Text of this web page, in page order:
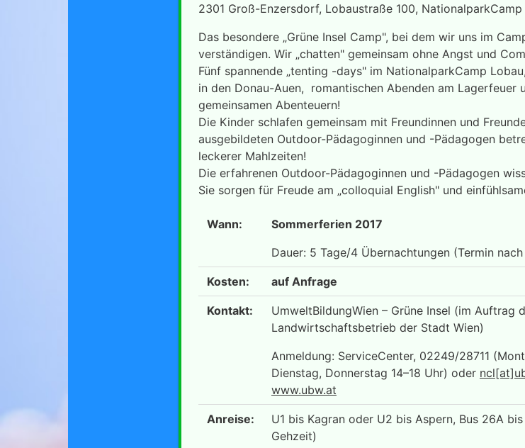
2301 Groß-Enzersdorf, Lobaustraße 100,
Das besondere „Grüne Insel Camp", bei dem wir uns im
verständigen. Wir „chatten" gemeinsam ohne Angst und
Fünf spannende „tenting -days" im NationalparkCamp
in den Donau-Auen, romantischen Abenden am
gemeinsamen Abenteuern!
Die Kinder schlafen gemeinsam mit Freundinnen und
ausgebildeten Outdoor-Pädagoginnen und -Pädagogen
leckerer Mahlzeiten!
Die erfahrenen Outdoor-Pädagoginnen und -Pädagogen
Sie sorgen für Freude am „colloquial English" und
Wann:
Sommerferien 2017
Dauer: 5 Tage/4 Übernachtungen (Termin
Kosten: auf Anfrage
Kontakt:
UmweltBildungWien – Grüne Insel (im Auftrag
Landwirtschaftsbetrieb der Stadt Wien)
Anmeldung: ServiceCenter, 02249/28711
Dienstag, Donnerstag 14–18 Uhr) oder
www.ubw.at
Anreise:
U1 bis Kagran oder U2 bis Aspern, Bus 26A
Gehzeit)